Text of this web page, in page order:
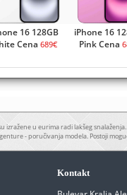
16 128GB
Cena 689€
iPhone 16
Pink Cena
u eurima radi lakšeg
- poručivanja modela. Postoji
Kontakt